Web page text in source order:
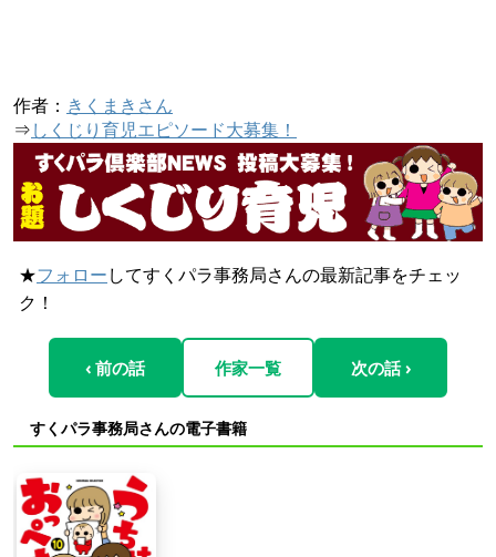
作者： きくまきさん
⇒ しくじり育児エピソード大募集！
★フォロー してすくパラ事務局さんの最新記事をチェッ
ク！
‹ 前の話 作家一覧 次の話 ›
すくパラ事務局さんの電子書籍